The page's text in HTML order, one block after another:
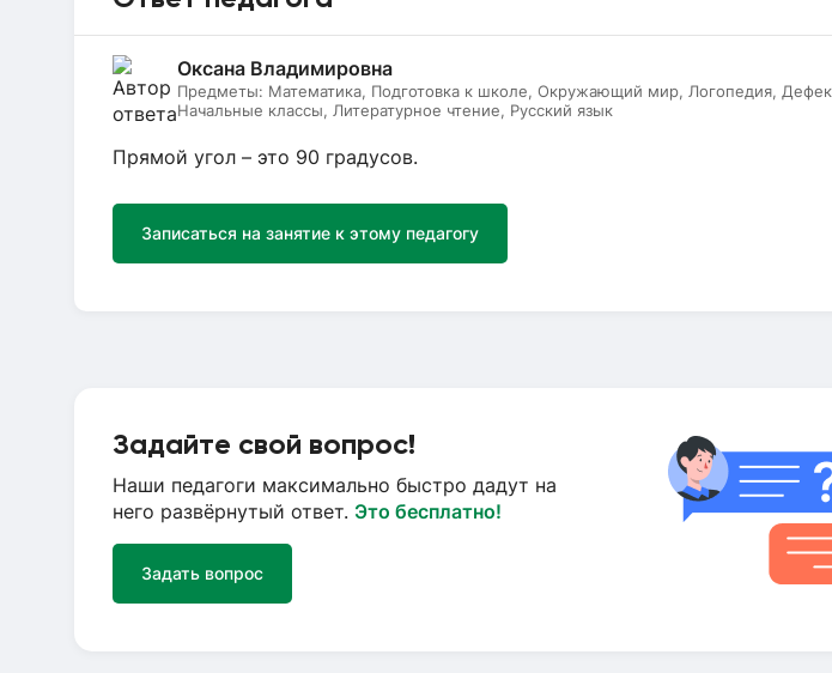
Оксана Владимировна
Предметы: Математика, Подготовка к школе, Окружающий мир, Логопедия,
Начальные классы, Литературное чтение, Русский язык
Прямой угол – это 90 градусов.
Записаться на занятие к этому педагогу
Задайте свой вопрос!
Наши педагоги максимально быстро дадут на
него развёрнутый ответ. Это бесплатно!
Задать вопрос